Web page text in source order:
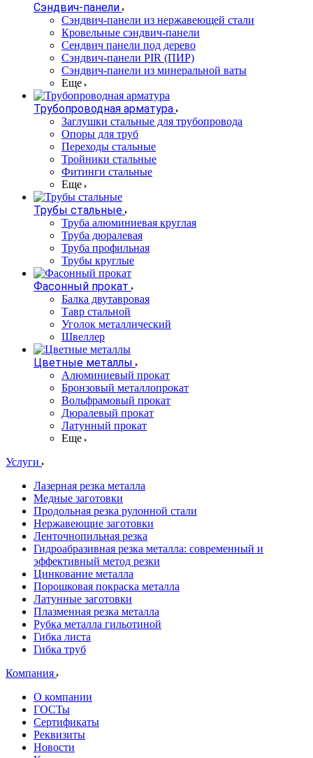
Сэндвич-панели
Cэндвич-панели из нержавеющей стали
Кровельные сэндвич-панели
Сендвич панели под дерево
Сэндвич-панели PIR (ПИР)
Сэндвич-панели из минеральной ваты
Еще
Трубопроводная арматура
Заглушки стальные для трубопровода
Опоры для труб
Переходы стальные
Тройники стальные
Фитинги стальные
Еще
Трубы стальные
Труба алюминиевая круглая
Труба дюралевая
Труба профильная
Трубы круглые
Фасонный прокат
Балка двутавровая
Тавр стальной
Уголок металлический
Швеллер
Цветные металлы
Алюминиевый прокат
Бронзовый металлопрокат
Вольфрамовый прокат
Дюралевый прокат
Латунный прокат
Еще
Услуги
Лазерная резка металла
Медные заготовки
Продольная резка рулонной стали
Нержавеющие заготовки
Ленточнопильная резка
Гидроабразивная резка металла: современный и
эффективный метод резки
Цинкование металла
Порошковая покраска металла
Латунные заготовки
Плазменная резка металла
Рубка металла гильотиной
Гибка листа
Гибка труб
Компания
О компании
ГОСТы
Сертификаты
Реквизиты
Новости